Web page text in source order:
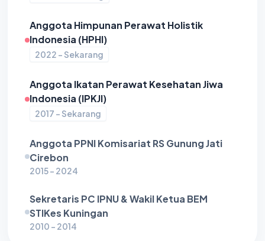
Anggota Himpunan Perawat Holistik
Indonesia (HPHI)
2022 - Sekarang
Anggota Ikatan Perawat Kesehatan Jiwa
Indonesia (IPKJI)
2017 - Sekarang
Anggota PPNI Komisariat RS Gunung Jati
Cirebon
2015 - 2024
Sekretaris PC IPNU & Wakil Ketua BEM
STIKes Kuningan
2010 - 2014